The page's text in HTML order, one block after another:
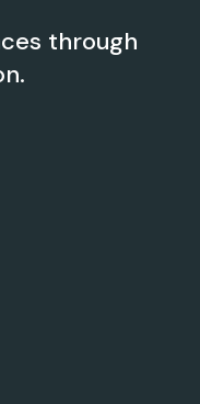
through